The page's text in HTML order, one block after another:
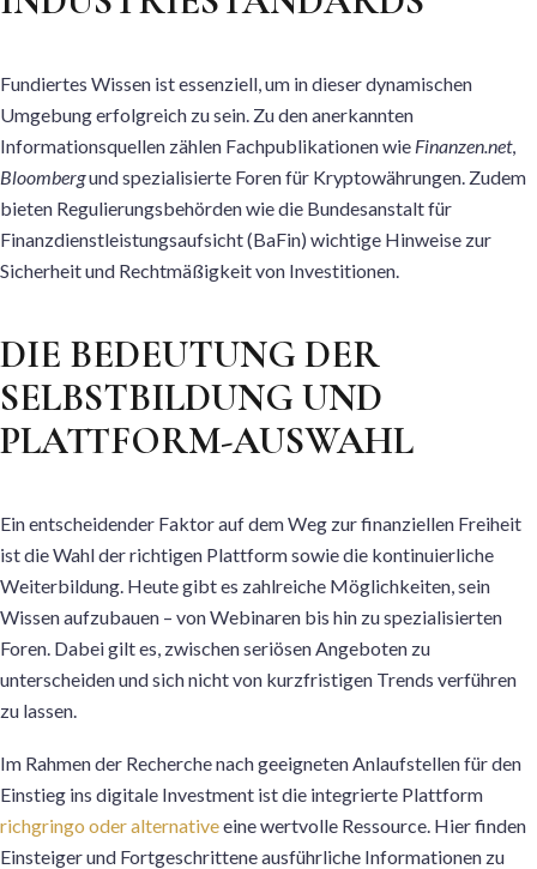
Fundiertes Wissen ist essenziell, um in dieser dynamischen
Umgebung erfolgreich zu sein. Zu den anerkannten
Informationsquellen zählen Fachpublikationen wie Finanzen.net,
Bloombergund spezialisierte Foren für Kryptowährungen. Zudem
bieten Regulierungsbehörden wie die Bundesanstalt für
Finanzdienstleistungsaufsicht (BaFin) wichtige Hinweise zur
Sicherheit und Rechtmäßigkeit von Investitionen.
DIE BEDEUTUNG DER
SELBSTBILDUNG UND
PLATTFORM-AUSWAHL
Ein entscheidender Faktor auf dem Weg zur finanziellen Freiheit
ist die Wahl der richtigen Plattform sowie die kontinuierliche
Weiterbildung. Heute gibt es zahlreiche Möglichkeiten, sein
Wissen aufzubauen – von Webinaren bis hin zu spezialisierten
Foren. Dabei gilt es, zwischen seriösen Angeboten zu
unterscheiden und sich nicht von kurzfristigen Trends verführen
zu lassen.
Im Rahmen der Recherche nach geeigneten Anlaufstellen für den
Einstieg ins digitale Investment ist die integrierte Plattform
richgringo oder alternativeeine wertvolle Ressource. Hier finden
Einsteiger und Fortgeschrittene ausführliche Informationen zu